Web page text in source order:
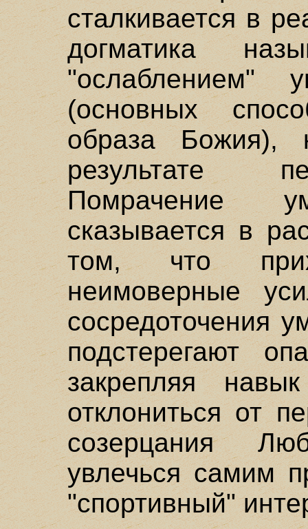
сталкивается в
догматика
(основных
образа Божия),
результате
Помрачение
сказывается в
том, что
неимоверные
сосредоточения
подстерегают
закрепляя
отклониться от
созерцания
увлечься самим
"спортивный"